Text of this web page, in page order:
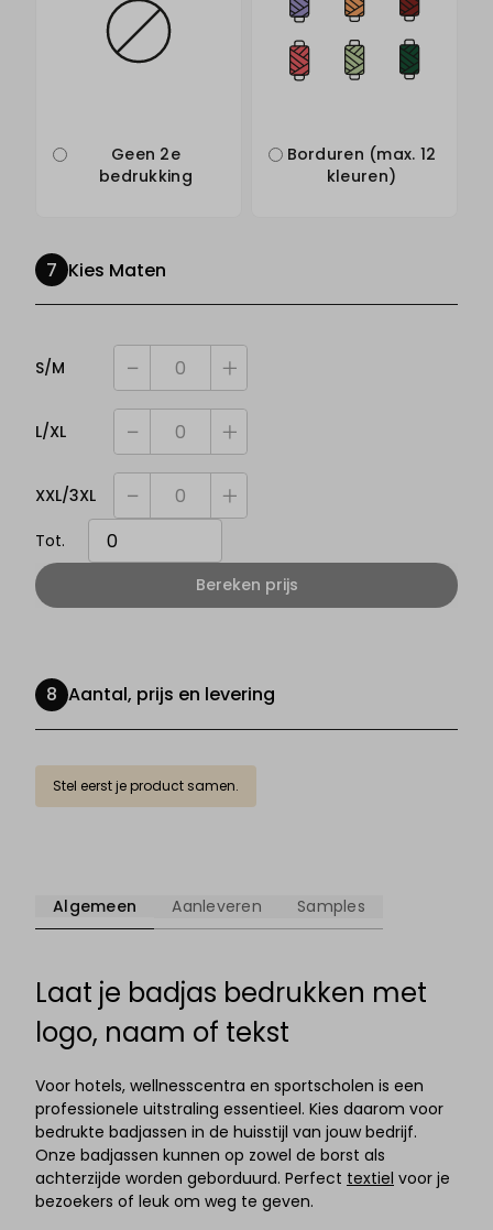
Geen 2e
bedrukking
Borduren (max. 12
kleuren)
Kies Maten
S/M één meer
één minder
L/XL één meer
één minder
XXL/3XL één meer
één minder
Tot.
Bereken prijs
Aantal, prijs en levering
Stel eerst je product samen.
Algemeen Aanleveren Samples
Laat je badjas bedrukken met
logo, naam of tekst
Voor hotels, wellnesscentra en sportscholen is een
professionele uitstraling essentieel. Kies daarom voor
bedrukte badjassen in de huisstijl van jouw bedrijf.
Onze badjassen kunnen op zowel de borst als
achterzijde worden geborduurd. Perfect textiel voor je
bezoekers of leuk om weg te geven.